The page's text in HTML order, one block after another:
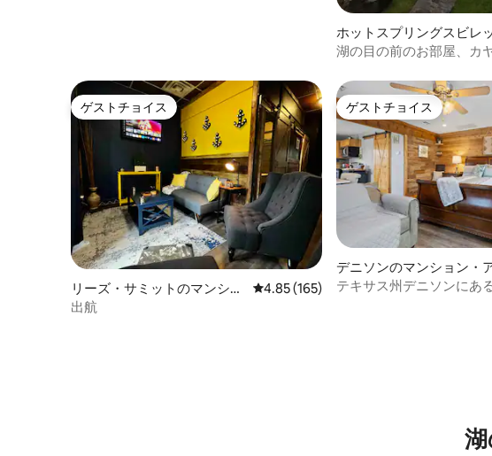
ホットスプリングスビレ
のマンション・アパート
湖の目の前のお部屋、カ
ブ
ゲストチョイス
ゲストチョイス
リーズ・サミットのマンショ
ン・アパート
レビュー165件、5つ星中4.85つ星の平
4.85 (165)
出航
ゲストチョイス
ゲストチョイス
デニソンのマンション・
ート
テキサス州デニソンにあ